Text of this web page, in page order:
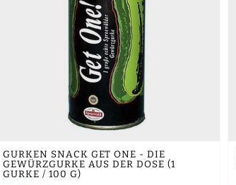
GURKEN SNACK GET ONE - DIE
GEWÜRZGURKE AUS DER DOSE (1
GURKE / 100 G)